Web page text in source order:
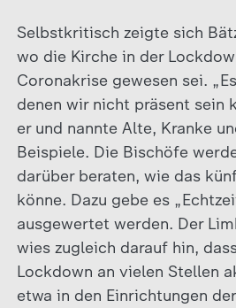
Selbstkritisch zeigte sich
wo die Kirche in der
Coronakrise gewesen sei.
denen wir nicht präsent sein
er und nannte Alte, Kranke
Beispiele. Die Bischöfe
darüber beraten, wie das
könne. Dazu gebe es
ausgewertet werden. Der
wies zugleich darauf hin,
Lockdown an vielen Stellen
etwa in den Einrichtungen